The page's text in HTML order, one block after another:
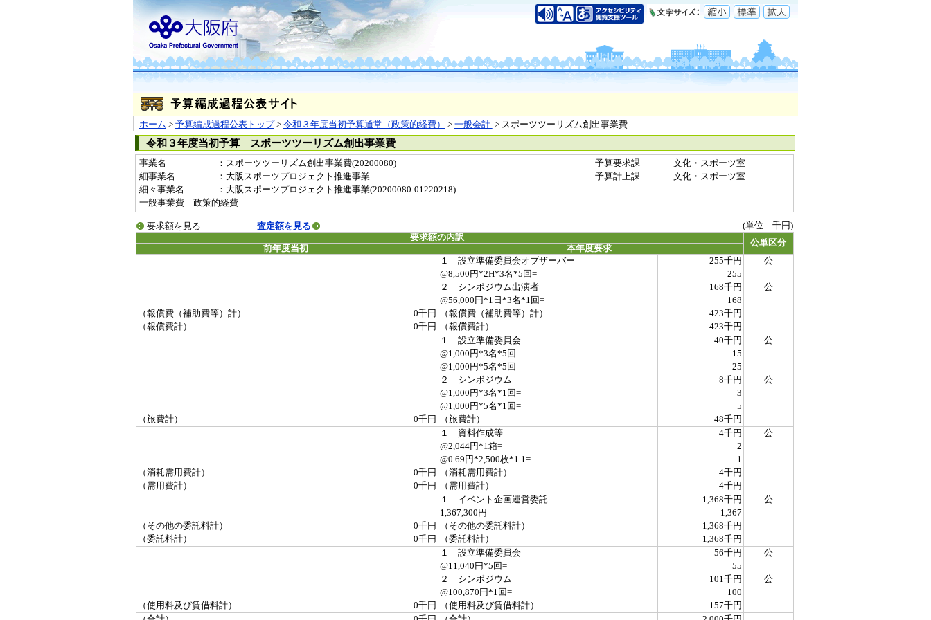
ホーム > 予算編成過程公表トップ> 令和３年度当初予算通常（政策的経費） > 一般会計 > スポーツツーリズム創出事業費
令和３年度当初予算 スポーツツーリズム創出事業費
事業名 ：スポーツツーリズム創出事業費(20200080) 予算要求課
文化・スポーツ室
細事業名
：大阪スポーツプロジェクト推進事業 予算計上課
文化・スポーツ室
細々事業名
：大阪スポーツプロジェクト推進事業(20200080-01220218)
一般事業費 政策的経費
要求額を見る 査定額を見る
(単位 千円)
要求額の内訳
公単区分
前年度当初
本年度要求
１ 設立準備委員会オブザーバー
255千円
公
@8,500円*2H*3名*5回=
255
２ シンポジウム出演者
168千円
公
@56,000円*1日*3名*1回=
168
（報償費（補助費等）計）
0千円 （報償費（補助費等）計）
423千円
（報償費計）
0千円 （報償費計）
423千円
１ 設立準備委員会
40千円
公
@1,000円*3名*5回=
15
@1,000円*5名*5回=
25
２ シンボジウム
8千円
公
@1,000円*3名*1回=
3
@1,000円*5名*1回=
5
（旅費計）
0千円 （旅費計）
48千円
１ 資料作成等
4千円
公
@2,044円*1箱=
2
@0.69円*2,500枚*1.1=
1
（消耗需用費計）
0千円 （消耗需用費計）
4千円
（需用費計）
0千円 （需用費計）
4千円
１ イベント企画運営委託
1,368千円
公
1,367,300円=
1,367
（その他の委託料計）
0千円 （その他の委託料計）
1,368千円
（委託料計）
0千円 （委託料計）
1,368千円
１ 設立準備委員会
56千円
公
@11,040円*5回=
55
２ シンボジウム
101千円
公
@100,870円*1回=
100
（使用料及び賃借料計）
0千円 （使用料及び賃借料計）
157千円